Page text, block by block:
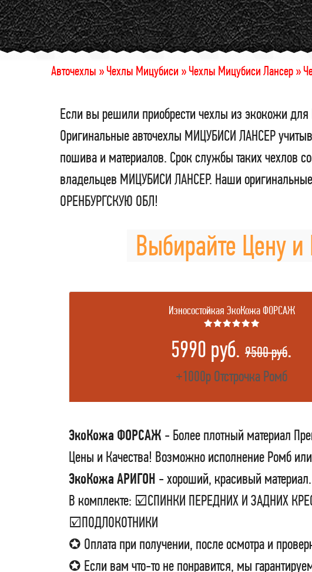
Авточехлы »Чехлы Мицубиси »Чехлы Мицубиси Лансер »
Если вы решили приобрести чехлы из экокожи
Оригинальные авточехлы МИЦУБИСИ ЛАНСЕР
пошива и материалов. Срок службы таких чехлов
владельцев МИЦУБИСИ ЛАНСЕР. Наши
ОРЕНБУРГСКУЮ ОБЛ!
Выбирайте Цену
Износостойкая ЭкоКожа ФОРСАЖ
★★★★★★
5990 руб. 9500 руб.
+1000р Отстрочка Ромб
ЭкоКожа ФОРСАЖ - Более плотный материал
Цены и Качества! Возможно исполнение Ромб или
ЭкоКожа АРИГОН - хороший, красивый
В комплекте: ☑СПИНКИ ПЕРЕДНИХ И ЗАДНИХ
☑ПОДЛОКОТНИКИ
✪ Оплата при получении, после осмотра и
✪ Если вам что-то не понравится, мы